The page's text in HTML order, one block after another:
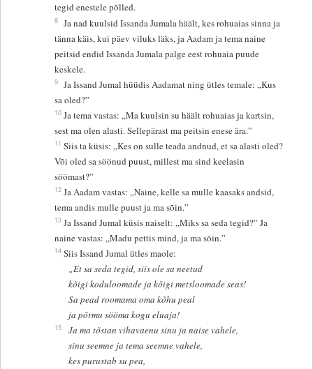
tegid enestele põlled.
8 Ja nad kuulsid Issanda Jumala häält, kes rohuaias sinna ja
tänna käis, kui päev viluks läks, ja Aadam ja tema naine
peitsid endid Issanda Jumala palge eest rohuaia puude
keskele.
9 Ja Issand Jumal hüüdis Aadamat ning ütles temale: „Kus
sa oled?”
10 Ja tema vastas: „Ma kuulsin su häält rohuaias ja kartsin,
sest ma olen alasti. Sellepärast ma peitsin enese ära.”
11 Siis ta küsis: „Kes on sulle teada andnud, et sa alasti oled?
Või oled sa söönud puust, millest ma sind keelasin
söömast?”
12 Ja Aadam vastas: „Naine, kelle sa mulle kaasaks andsid,
tema andis mulle puust ja ma sõin.”
13 Ja Issand Jumal küsis naiselt: „Miks sa seda tegid?” Ja
naine vastas: „Madu pettis mind, ja ma sõin.”
14 Siis Issand Jumal ütles maole:
„Et sa seda tegid, siis ole sa neetud
kõigi koduloomade ja kõigi metsloomade seas!
Sa pead roomama oma kõhu peal
ja põrmu sööma kogu eluaja!
15
Ja ma tõstan vihavaenu sinu ja naise vahele,
sinu seemne ja tema seemne vahele,
kes purustab su pea,